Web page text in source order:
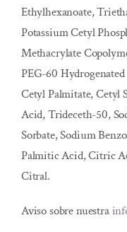
Ethylhexanoate,
Potassium Cetyl
Methacrylate
PEG-60
Cetyl Palmitate, Cetyl
Acid, Trideceth-50,
Sorbate, Sodium
Palmitic Acid, Citric
Citral.
Aviso sobre nuestra